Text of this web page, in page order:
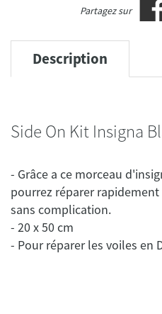
Partagez sur
Description
Side On Kit Insigna
- Grâce a ce morceau
pourrez réparer
sans complication.
- 20 x 50 cm
- Pour réparer les voiles en